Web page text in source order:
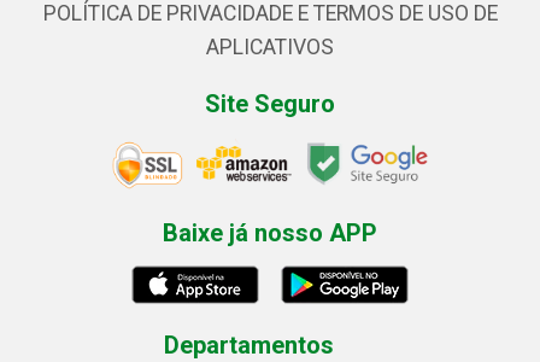
POLÍTICA DE PRIVACIDADE E TERMOS DE USO DE
APLICATIVOS
Site Seguro
Baixe já nosso APP
Departamentos